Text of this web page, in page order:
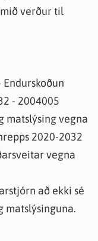
verður til
Endurskoðun
- 2004005
matslýsing vegna
2020-2032
vegna
að ekki sé
matslýsinguna.